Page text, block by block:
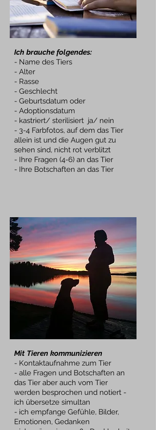
Ich brauche folgendes:
- Name des Tiers
- Alter
- Rasse
- Geschlecht
- Geburtsdatum oder
- Adoptionsdatum
- kastriert/ sterilisiert ja/ nein
- 3-4 Farbfotos, auf dem das Tier
allein ist und die Augen gut zu
sehen sind, nicht rot verblitzt
- Ihre Fragen (4-6) an das Tier
- Ihre Botschaften an das Tier
Mit Tieren kommunizieren
- Kontaktaufnahme zum Tier
- alle Fragen und Botschaften an
das Tier aber auch vom Tier
werden besprochen und notiert -
ich übersetze simultan
- ich empfange Gefühle, Bilder,
Emotionen, Gedanken